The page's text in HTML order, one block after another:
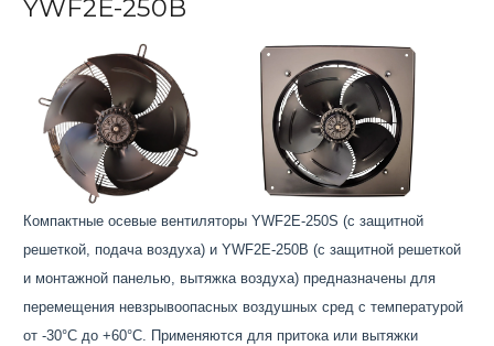
YWF2Е-250B
Компактные осевые вентиляторы YWF2Е-250S (с защитной
решеткой, подача воздуха) и YWF2Е-250B (с защитной решеткой
и монтажной панелью, вытяжка воздуха) предназначены для
перемещения невзрывоопасных воздушных сред с температурой
от -30°С до +60°С. Применяются для притока или вытяжки